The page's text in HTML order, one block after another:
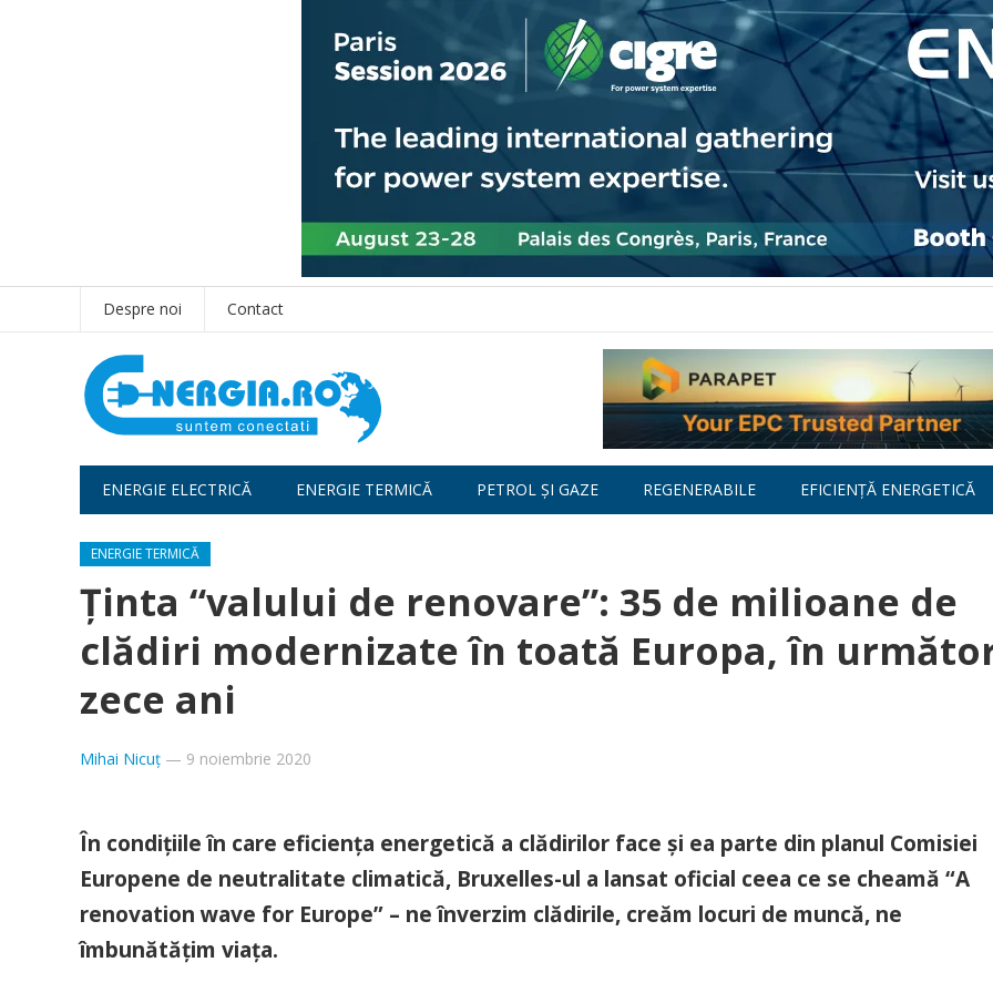
Despre noi Contact
ENERGIE ELECTRICĂ ENERGIE TERMICĂ PETROL ȘI GAZE REGENERABILE EFICIENȚĂ ENERGETICĂ
ENERGIE TERMICĂ
Ținta “valului de renovare”: 35 de milioane de
clădiri modernizate în toată Europa, în
zece ani
Mihai Nicuț — 9 noiembrie 2020
În condițiile în care eficiența energetică a clădirilor face și ea parte din planul Comisiei
Europene de neutralitate climatică, Bruxelles-ul a lansat oficial ceea ce se cheamă “A
renovation wave for Europe” – ne înverzim clădirile, creăm locuri de muncă, ne
îmbunătățim viața.